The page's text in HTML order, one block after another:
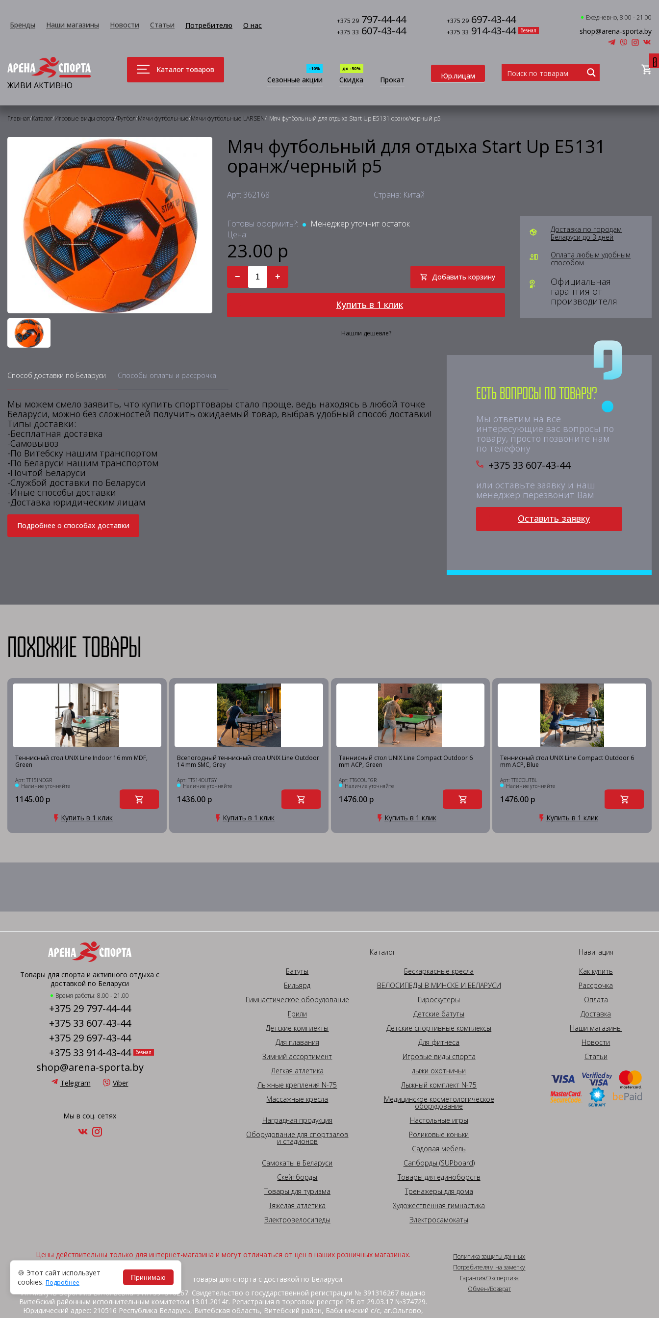
Бренды Наши магазины Новости Статьи Потребителю О нас +375 29 797-44-44 +375 29 697-43-44
+375 33 607-43-44 +375 33 914-43-44 безнал
Ежедневно, 8.00 - 21.00
shop@arena-sporta.by
ЖИВИ АКТИВНО
Каталог товаров
Сезонные акции
-10%
Скидка
до -50%
Прокат Юр.лицам
0
Главная/Каталог/Игровые виды спорта/Футбол/Мячи футбольные/Мячи футбольные LARSEN/ Мяч футбольный для отдыха Start Up E5131 оранж/черный р5
Мяч футбольный для отдыха Start Up E5131
оранж/черный р5
Арт: 362168 Страна: Китай
Готовы оформить?:
Менеджер уточнит остаток
Цена:
23.00 р
− + Добавить корзину
Купить в 1 клик
Нашли дешевле?
Доставка по городам
Беларуси до 3 дней
Оплата любым удобным
способом
Официальная
гарантия от
производителя
Способ доставки по Беларуси Способы оплаты и рассрочка
Мы можем смело заявить, что купить спорттовары стало проще, ведь находясь в любой точке
Беларуси, можно без сложностей получить ожидаемый товар, выбрав удобный способ доставки!
Типы доставки:
-Бесплатная доставка
-Самовывоз
-По Витебску нашим транспортом
-По Беларуси нашим транспортом
-Почтой Беларуси
-Службой доставки по Беларуси
-Иные способы доставки
-Доставка юридическим лицам
Подробнее о способах доставки
Есть вопросы по товару?
Мы ответим на все
интересующие вас вопросы по
товару, просто позвоните нам
по телефону
+375 33 607-43-44
или оставьте заявку и наш
менеджер перезвонит Вам
Оставить заявку
Похожие товары
Теннисный стол UNIX Line Indoor 16 mm MDF,
Green
Арт: TT15INDGR
Наличие уточняйте
1145.00 р
Купить в 1 клик
Всепогодный теннисный стол UNIX Line Outdoor
14 mm SMC, Grey
Арт: TTS14OUTGY
Наличие уточняйте
1436.00 р
Купить в 1 клик
Теннисный стол UNIX Line Compact Outdoor 6
mm ACP, Green
Арт: TT6COUTGR
Наличие уточняйте
1476.00 р
Купить в 1 клик
Теннисный стол UNIX Line Compact Outdoor 6
mm ACP, Blue
Арт: TT6COUTBL
Наличие уточняйте
1476.00 р
Купить в 1 клик
Товары для спорта и активного отдыха с
доставкой по Беларуси
Время работы: 8.00 - 21.00
+375 29 797-44-44
+375 33 607-43-44
+375 29 697-43-44
+375 33 914-43-44
безнал
shop@arena-sporta.by
Telegram Viber
Мы в соц. сетях
Каталог
Батуты
Бескаркасные кресла
Бильярд
ВЕЛОСИПЕДЫ В МИНСКЕ И БЕЛАРУСИ
Гимнастическое оборудование
Гироскутеры
Грили
Детские батуты
Детские комплекты
Детские спортивные комплексы
Для плавания
Для фитнеса
Зимний ассортимент
Игровые виды спорта
Легкая атлетика
лыжи охотничьи
Лыжные крепления N-75
Лыжный комплект N-75
Массажные кресла
Медицинское косметологическое
оборудование
Наградная продукция
Настольные игры
Оборудование для спортзалов
и стадионов
Роликовые коньки
Садовая мебель
Самокаты в Беларуси
Сапборды (SUPboard)
Скейтборды
Товары для единоборств
Товары для туризма
Тренажеры для дома
Тяжелая атлетика
Художественная гимнастика
Электровелосипеды
Электросамокаты
Навигация
Как купить
Рассрочка
Оплата
Доставка
Наши магазины
Новости
Статьи
Цены действительны только для интернет-магазина и могут отличаться от цен в наших розничных магазинах.
2026, © "Арена спорта" — товары для спорта с доставкой по Беларуси.
ИП Жакуть Вероника Витальевна. УНП 391316267. Свидетельство о государственной регистрации № 391316267 выдано
Витебский районным исполнительным комитетом 13.01.2014г. Регистрация в торговом реестре РБ от 29.03.17 №374729.
Юридический адрес: 210516 Республика Беларусь, Витебская область, Витебский район, Бабиничский с/с, аг.Ольгово,
Политика защиты данных
Потребителям на заметку
Гарантия/Экспертиза
Обмен/Возврат
🍪 Этот сайт использует
cookies. Подробнее
Принимаю